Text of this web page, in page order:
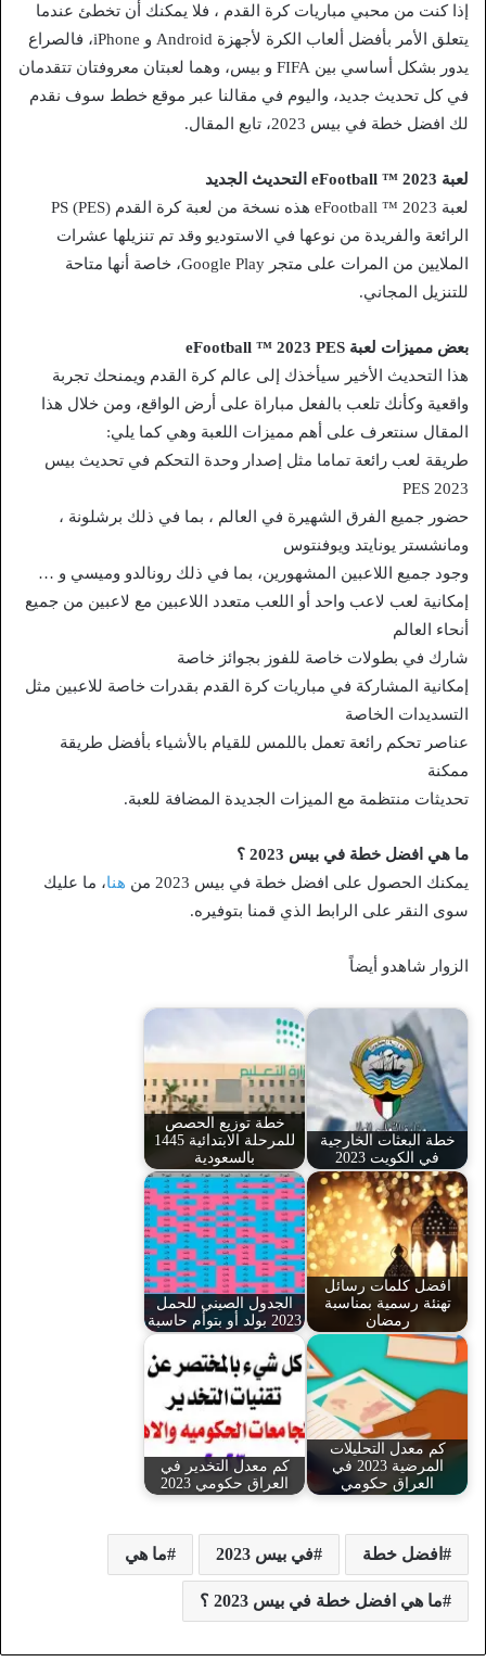
إذا كنت من محبي مباريات كرة القدم ، فلا يمكنك أن تخطئ عندما
يتعلق الأمر بأفضل ألعاب الكرة لأجهزة Android و iPhone، فالصراع
يدور بشكل أساسي بين FIFA و بيس، وهما لعبتان معروفتان تتقدمان
في كل تحديث جديد، واليوم في مقالنا عبر موقع خطط سوف نقدم
لك افضل خطة في بيس 2023، تابع المقال.
لعبة eFootball ™ 2023 التحديث الجديد
لعبة eFootball ™ 2023 هذه نسخة من لعبة كرة القدم PS (PES)
الرائعة والفريدة من نوعها في الاستوديو وقد تم تنزيلها عشرات
الملايين من المرات على متجر Google Play، خاصة أنها متاحة
للتنزيل المجاني.
بعض مميزات لعبة eFootball ™ 2023 PES
هذا التحديث الأخير سيأخذك إلى عالم كرة القدم ويمنحك تجربة
واقعية وكأنك تلعب بالفعل مباراة على أرض الواقع، ومن خلال هذا
المقال سنتعرف على أهم مميزات اللعبة وهي كما يلي:
طريقة لعب رائعة تماما مثل إصدار وحدة التحكم في تحديث بيس
2023 PES
حضور جميع الفرق الشهيرة في العالم ، بما في ذلك برشلونة ،
ومانشستر يونايتد ويوفنتوس
وجود جميع اللاعبين المشهورين، بما في ذلك رونالدو وميسي و …
إمكانية لعب لاعب واحد أو اللعب متعدد اللاعبين مع لاعبين من جميع
أنحاء العالم
شارك في بطولات خاصة للفوز بجوائز خاصة
إمكانية المشاركة في مباريات كرة القدم بقدرات خاصة للاعبين مثل
التسديدات الخاصة
عناصر تحكم رائعة تعمل باللمس للقيام بالأشياء بأفضل طريقة
ممكنة
تحديثات منتظمة مع الميزات الجديدة المضافة للعبة.
ما هي افضل خطة في بيس 2023 ؟
يمكنك الحصول على افضل خطة في بيس 2023 من
هنا، ما عليك
سوى النقر على الرابط الذي قمنا بتوفيره.
الزوار شاهدو أيضاً
خطة البعثات الخارجية
في الكويت 2023
خطة توزيع الحصص
للمرحلة الابتدائية 1445
بالسعودية
افضل كلمات رسائل
تهنئة رسمية بمناسبة
رمضان
الجدول الصيني للحمل
2023 بولد أو بتوأم حاسبة
كم معدل التحليلات
المرضية 2023 في
العراق حكومي
كم معدل التخدير في
العراق حكومي 2023
افضل خطة في بيس 2023 ما هي
ما هي افضل خطة في بيس 2023 ؟